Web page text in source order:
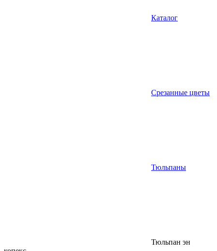
Каталог
Срезанные цветы
Тюльпаны
Тюльпан эн